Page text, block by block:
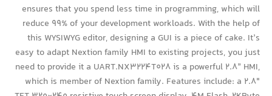
ensures that you spend less time in programming, which will
reduce 99% of your development workloads. With the help of
this WYSIWYG editor, designing a GUI is a piece of cake. It’s
easy to adapt Nextion family HMI to existing projects, you just
need to provide it a UART.NX3224T028 is a powerful 2.8” HMI,
which is member of Nextion family. Features include: a 2.8″